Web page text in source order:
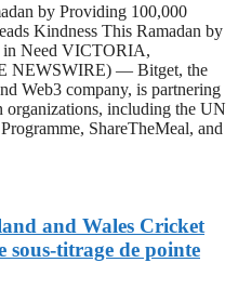
by Providing 100,000
Kindness This Ramadan by
in Need VICTORIA,
NEWSWIRE) — Bitget, the
Web3 company, is partnering
including the UN
ShareTheMeal, and
and Wales Cricket
titrage de pointe